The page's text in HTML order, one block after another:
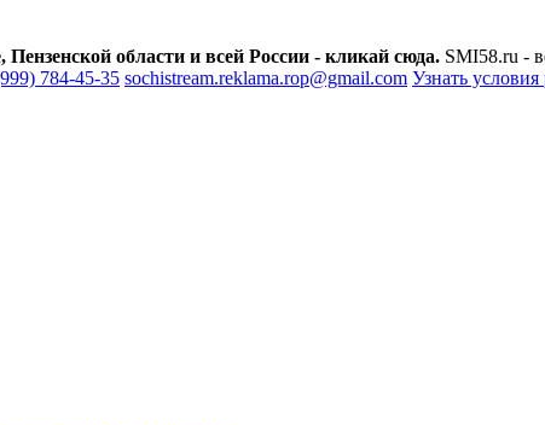
области и всей России - кликай сюда. SMI58.ru -
784-45-35 sochistream.reklama.rop@gmail.com Узнать